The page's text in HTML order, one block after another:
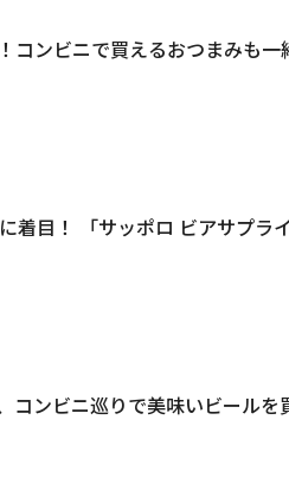
コンビニで買えるおつまみも一
着目！ 「サッポロ ビアサプラ
コンビニ巡りで美味いビールを